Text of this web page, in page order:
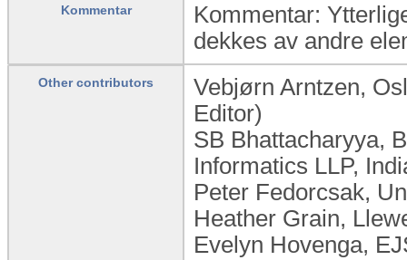
Kommentar
Kommentar:
dekkes av andre
Other contributors
Vebjørn Arntzen,
Editor)
SB Bhattacharyya,
Informatics LLP,
Peter Fedorcsak,
Heather Grain,
Evelyn Hovenga,